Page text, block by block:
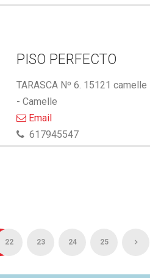
PISO PERFECTO
TARASCA Nº 6. 15121 camelle
- Camelle
Email
617945547
22 23 24 25